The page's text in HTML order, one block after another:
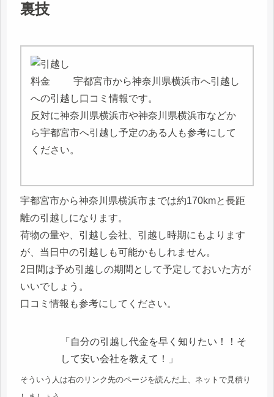
裏技
宇都宮市から神奈川県横浜市へ引越し
への引越し口コミ情報です。
反対に神奈川県横浜市や神奈川県横浜市などか
ら宇都宮市へ引越し予定のある人も参考にして
ください。
宇都宮市から神奈川県横浜市までは約170kmと長距
離の引越しになります。
荷物の量や、引越し会社、引越し時期にもよります
が、当日中の引越しも可能かもしれません。
2日間は予め引越しの期間として予定しておいた方が
いいでしょう。
口コミ情報も参考にしてください。
「自分の引越し代金を早く知りたい！！そ
して安い会社を教えて！」
そういう人は右のリンク先のページを読んだ上、ネットで見積り